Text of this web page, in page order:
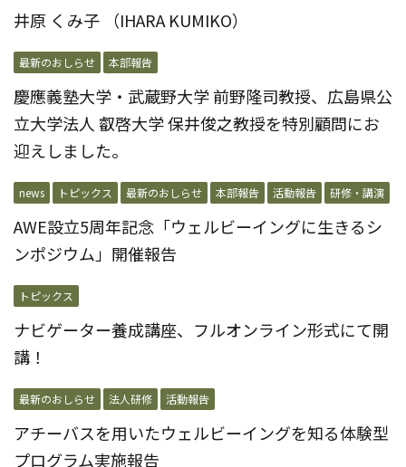
井原 くみ子 （IHARA KUMIKO）
最新のおしらせ 本部報告
慶應義塾大学・武蔵野大学 前野隆司教授、広島県公
立大学法人 叡啓大学 保井俊之教授を特別顧問にお
迎えしました。
news トピックス 最新のおしらせ 本部報告 活動報告 研修・講演
AWE設立5周年記念「ウェルビーイングに生きるシ
ンポジウム」開催報告
トピックス
ナビゲーター養成講座、フルオンライン形式にて開
講！
最新のおしらせ 法人研修 活動報告
アチーバスを用いたウェルビーイングを知る体験型
プログラム実施報告